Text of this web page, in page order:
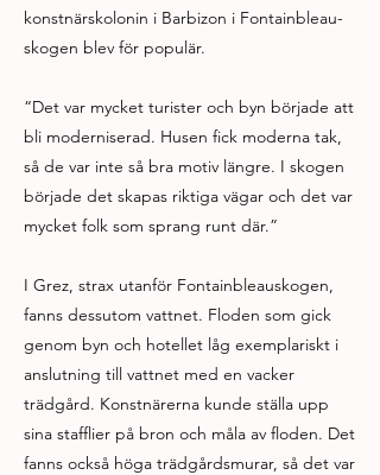
konstnärskolonin i Barbizon i Fontainbleau-
skogen blev för populär.
“Det var mycket turister och byn började att
bli moderniserad. Husen fick moderna tak,
så de var inte så bra motiv längre. I skogen
började det skapas riktiga vägar och det var
mycket folk som sprang runt där.”
I Grez, strax utanför Fontainbleauskogen,
fanns dessutom vattnet. Floden som gick
genom byn och hotellet låg exemplariskt i
anslutning till vattnet med en vacker
trädgård. Konstnärerna kunde ställa upp
sina stafflier på bron och måla av floden. Det
fanns också höga trädgårdsmurar, så det var